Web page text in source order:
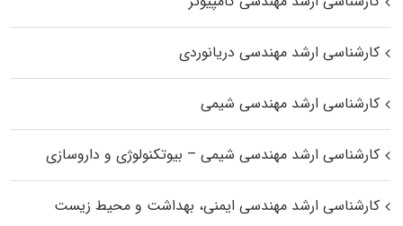
کارشناسی ارشد مهندسی دریانوردی
کارشناسی ارشد مهندسی شیمی
کارشناسی ارشد مهندسی شیمی – بیوتکنولوژی و داروسازی
کارشناسی ارشد مهندسی ایمنی، بهداشت و محیط زیست